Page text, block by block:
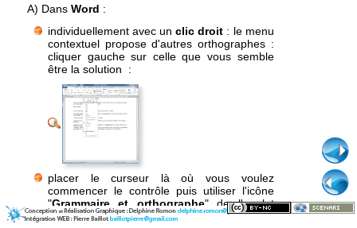
A) DansWord :
individuellement avec unclic droit : le menu
contextuel propose d'autres orthographes :
cliquer gauche sur celle que vous semble
être la solution :
placer le curseur là où vous voulez
commencer le contrôle puis utiliser l'icône
"Grammaire et orthographe" de l'onglet
Révisionou le menuOutils/Grammaire et